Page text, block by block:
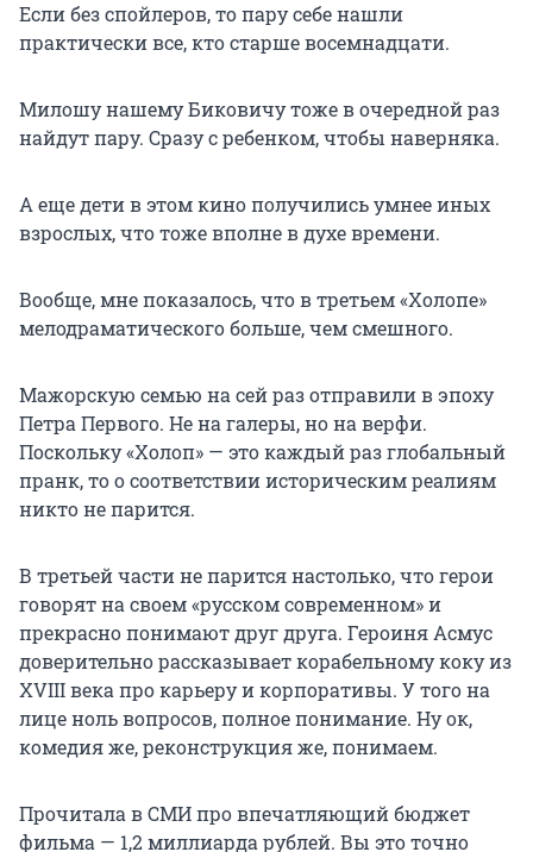
Если без спойлеров, то пару себе нашли
практически все, кто старше восемнадцати.
Милошу нашему Биковичу тоже в очередной раз
найдут пару. Сразу с ребенком, чтобы наверняка.
А еще дети в этом кино получились умнее иных
взрослых, что тоже вполне в духе времени.
Вообще, мне показалось, что в третьем «Холопе»
мелодраматического больше, чем смешного.
Мажорскую семью на сей раз отправили в эпоху
Петра Первого. Не на галеры, но на верфи.
Поскольку «Холоп» — это каждый раз глобальный
пранк, то о соответствии историческим реалиям
никто не парится.
В третьей части не парится настолько, что герои
говорят на своем «русском современном» и
прекрасно понимают друг друга. Героиня Асмус
доверительно рассказывает корабельному коку из
XVIII века про карьеру и корпоративы. У того на
лице ноль вопросов, полное понимание. Ну ок,
комедия же, реконструкция же, понимаем.
Прочитала в СМИ про впечатляющий бюджет
фильма — 1,2 миллиарда рублей. Вы это точно